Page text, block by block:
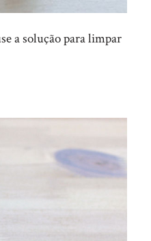
a solução para limpar